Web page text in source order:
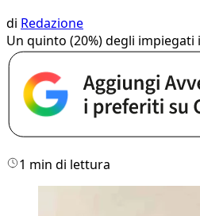
di Redazione
Un quinto (20%) degli
1 min di lettura